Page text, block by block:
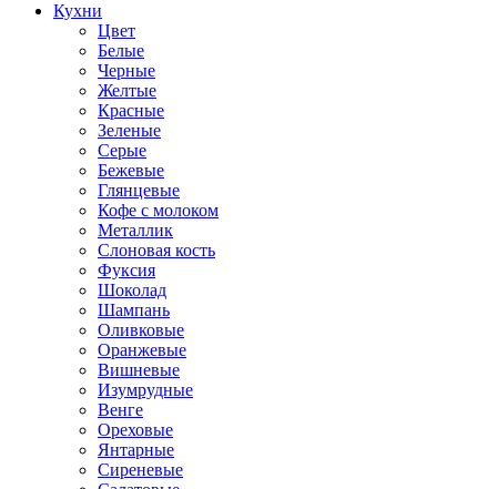
Кухни
Цвет
Белые
Черные
Желтые
Красные
Зеленые
Серые
Бежевые
Глянцевые
Кофе с молоком
Металлик
Слоновая кость
Фуксия
Шоколад
Шампань
Оливковые
Оранжевые
Вишневые
Изумрудные
Венге
Ореховые
Янтарные
Сиреневые